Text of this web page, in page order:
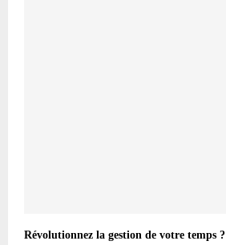
Révolutionnez la gestion de votre temps ?